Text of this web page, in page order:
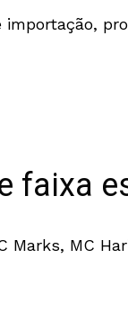
Marks, MC